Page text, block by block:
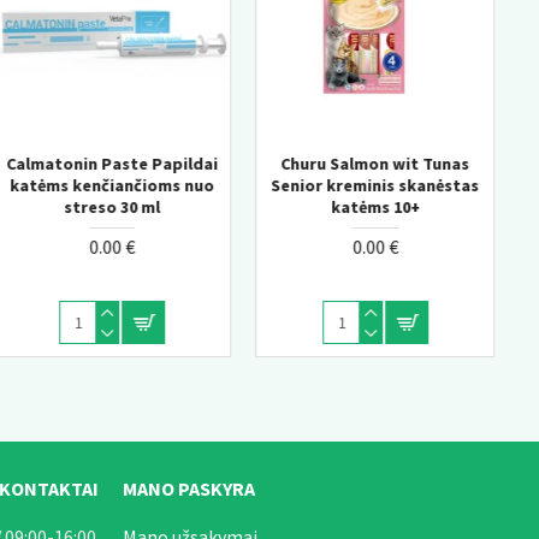
KONG Wild Knots Bear –
tvirtas pliušinis žaislas
šunims su virvės konstrukcija
KONG Knots Chicken
pliušinis žaislas
MANO PASKYRA